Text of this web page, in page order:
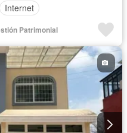
Internet
Patrimonial